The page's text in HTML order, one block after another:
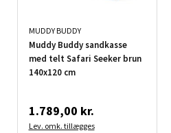
MUDDY BUDDY
Muddy Buddy sandkasse
med telt Safari Seeker brun
140x120 cm
1.789,00 kr.
Lev. omk. tillægges